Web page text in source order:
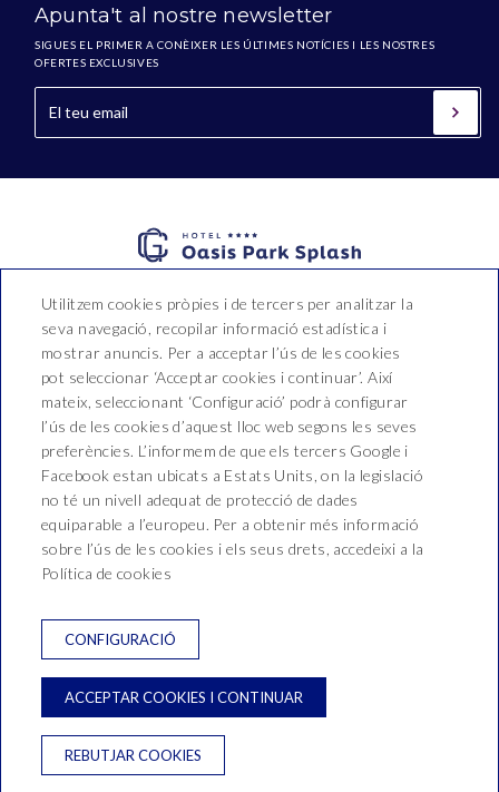
Apunta't al nostre newsletter
SIGUES EL PRIMER A CONÈIXER LES ÚLTIMES NOTÍCIES I LES NOSTRES
OFERTES EXCLUSIVES
Hotel Oasis Park Splash
Montnegre, 54,
T. +34 937660210
recepcio@hoteloasis.net
NEWSLETTER
CONTACTE
CONDICIONS DE RESERVA
POLÍTICA DE PRIVACITAT
POLÍTICA DE COOKIES
Desenvolupat perGNA HOTEL SOLUTIONS
Utilitzem cookies pròpies i de tercers per analitzar la
seva navegació, recopilar informació estadística i
mostrar anuncis. Per a acceptar l’ús de les cookies
pot seleccionar ‘Acceptar cookies i continuar’. Així
mateix, seleccionant ‘Configuració’ podrà configurar
l’ús de les cookies d’aquest lloc web segons les seves
preferències. L’informem de que els tercers Google i
Facebook estan ubicats a Estats Units, on la legislació
no té un nivell adequat de protecció de dades
equiparable a l’europeu. Per a obtenir més informació
sobre l’ús de les cookies i els seus drets, accedeixi a la
Política de cookies
CONFIGURACIÓ
ACCEPTAR COOKIES I CONTINUAR
REBUTJAR COOKIES